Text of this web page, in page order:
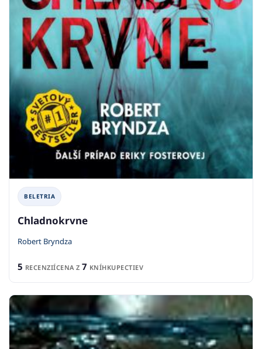
BELETRIA
Chladnokrvne
Robert Bryndza
5 RECENZIÍCENA Z 7 KNÍHKUPECTIEV